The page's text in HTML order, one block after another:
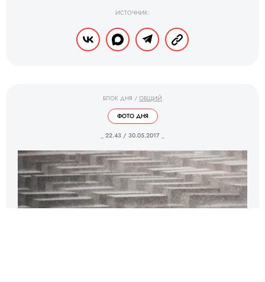
ИСТОЧНИК:
БЛОК ДНЯ / ОБЩИЙ
ФОТО ДНЯ
_ 22.43 / 30.05.2017 _